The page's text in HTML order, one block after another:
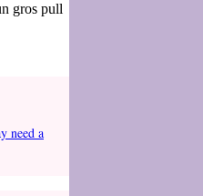
gros pull
need a